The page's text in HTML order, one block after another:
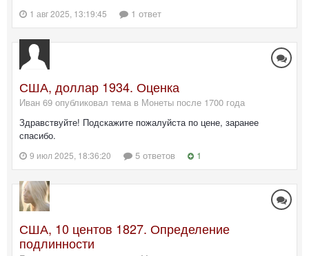
1 авг 2025, 13:19:45 1 ответ
США, доллар 1934. Оценка
Иван 69 опубликовал тема в Монеты после 1700 года
Здравствуйте! Подскажите пожалуйста по цене, заранее
спасибо.
9 июл 2025, 18:36:20 5 ответов 1
США, 10 центов 1827. Определение
подлинности